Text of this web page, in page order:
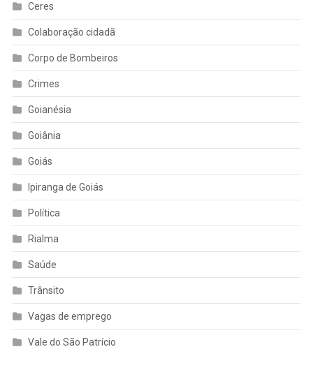
Ceres
Colaboração cidadã
Corpo de Bombeiros
Crimes
Goianésia
Goiânia
Goiás
Ipiranga de Goiás
Política
Rialma
Saúde
Trânsito
Vagas de emprego
Vale do São Patrício